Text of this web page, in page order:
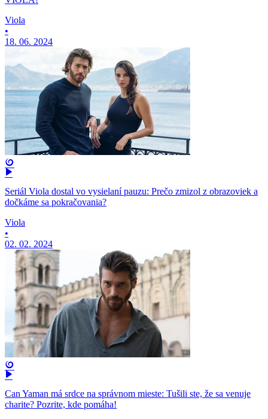
Viola
•
18. 06. 2024
Seriál Viola dostal vo vysielaní pauzu: Prečo zmizol z obrazoviek a
dočkáme sa pokračovania?
Viola
•
02. 02. 2024
Can Yaman má srdce na správnom mieste: Tušili ste, že sa venuje
charite? Pozrite, kde pomáha!